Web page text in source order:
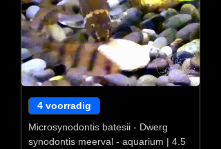
4 voorradig
Microsynodontis batesii - Dwerg
synodontis meerval - aquarium | 4.5